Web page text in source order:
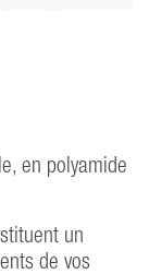
en polyamide
un
de vos